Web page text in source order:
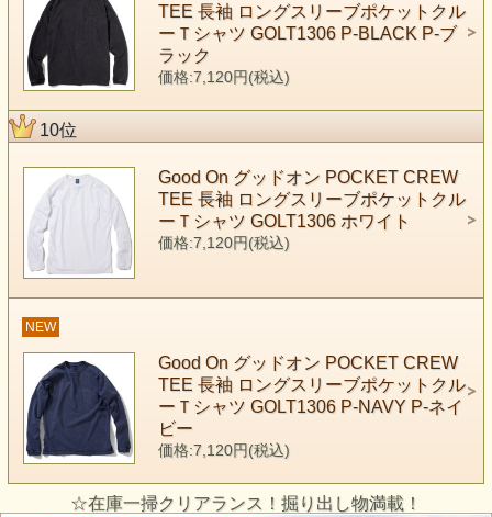
TEE 長袖 ロングスリーブポケットクル
ーＴシャツ GOLT1306 P-BLACK P-ブ
ラック
価格:7,120円(税込)
10位
Good On グッドオン POCKET CREW
TEE 長袖 ロングスリーブポケットクル
ーＴシャツ GOLT1306 ホワイト
価格:7,120円(税込)
NEW
Good On グッドオン POCKET CREW
TEE 長袖 ロングスリーブポケットクル
ーＴシャツ GOLT1306 P-NAVY P-ネイ
ビー
価格:7,120円(税込)
☆在庫一掃クリアランス！掘り出し物満載！